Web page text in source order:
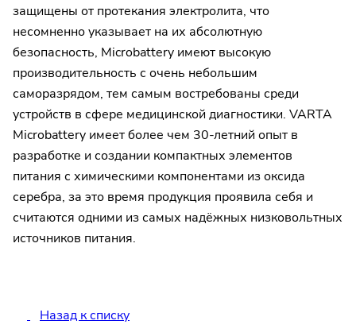
защищены от протекания электролита, что
несомненно указывает на их абсолютную
безопасность, Microbattery имеют высокую
производительность с очень небольшим
саморазрядом, тем самым востребованы среди
устройств в сфере медицинской диагностики. VARTA
Microbattery имеет более чем 30-летний опыт в
разработке и создании компактных элементов
питания с химическими компонентами из оксида
серебра, за это время продукция проявила себя и
считаются одними из самых надёжных низковольтных
источников питания.
Назад к списку